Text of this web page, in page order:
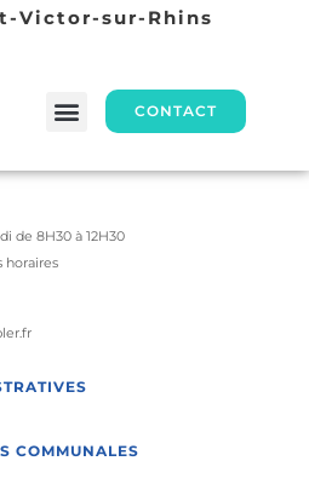
Victor-sur-Rhins
CONTACT
de 8H30 à 12H30
horaires
COMMUNALES